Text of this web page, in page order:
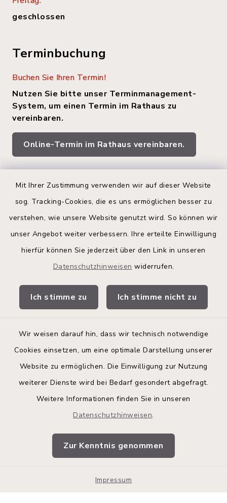
Mit Ihrer Zustimmung verwenden wir auf dieser Website
sog. Tracking-Cookies, die es uns ermöglichen besser zu
verstehen, wie unsere Website genutzt wird. So können wir
unser Angebot weiter verbessern. Ihre erteilte Einwilligung
hierfür können Sie jederzeit über den Link in unseren
Datenschutzhinweisen widerrufen.
Ich stimme zu Ich stimme nicht zu
Wir weisen darauf hin, dass wir technisch notwendige
Cookies einsetzen, um eine optimale Darstellung unserer
Website zu ermöglichen. Die Einwilligung zur Nutzung
weiterer Dienste wird bei Bedarf gesondert abgefragt.
Weitere Informationen finden Sie in unseren
Datenschutzhinweisen.
Zur Kenntnis genommen
Impressum
geschlossen
Terminbuchung
Buchen Sie Ihren Termin!
Nutzen Sie bitte unser Terminmanagement-
System, um einen Termin im Rathaus zu
vereinbaren.
Online-Termin im Rathaus vereinbaren.
Quicklinks
Land Schleswig-Holstein
Kita-Portal
Bürgerinformationsbroschüre
Barrierefreiheit
Impressum
Sitemap